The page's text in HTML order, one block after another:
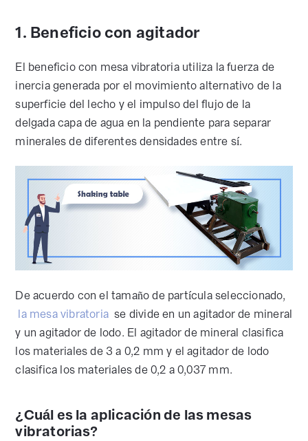
1. Beneficio con agitador
El beneficio con mesa vibratoria utiliza la fuerza de
inercia generada por el movimiento alternativo de la
superficie del lecho y el impulso del flujo de la
delgada capa de agua en la pendiente para separar
minerales de diferentes densidades entre sí.
De acuerdo con el tamaño de partícula seleccionado,
la mesa vibratoria se divide en un agitador de mineral
y un agitador de lodo. El agitador de mineral clasifica
los materiales de 3 a 0,2 mm y el agitador de lodo
clasifica los materiales de 0,2 a 0,037 mm.
¿Cuál es la aplicación de las mesas
vibratorias?